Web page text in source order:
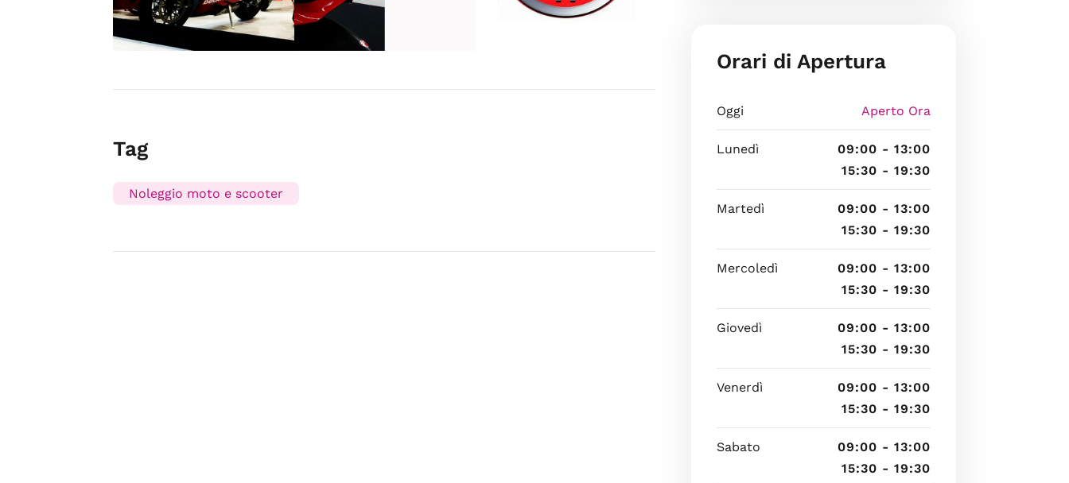
Tag
Noleggio moto e scooter
Orari di Apertura
Oggi Aperto Ora
Lunedì
09:00 - 13:00
15:30 - 19:30
Martedì
09:00 - 13:00
15:30 - 19:30
Mercoledì
09:00 - 13:00
15:30 - 19:30
Giovedì
09:00 - 13:00
15:30 - 19:30
Venerdì
09:00 - 13:00
15:30 - 19:30
Sabato
09:00 - 13:00
15:30 - 19:30